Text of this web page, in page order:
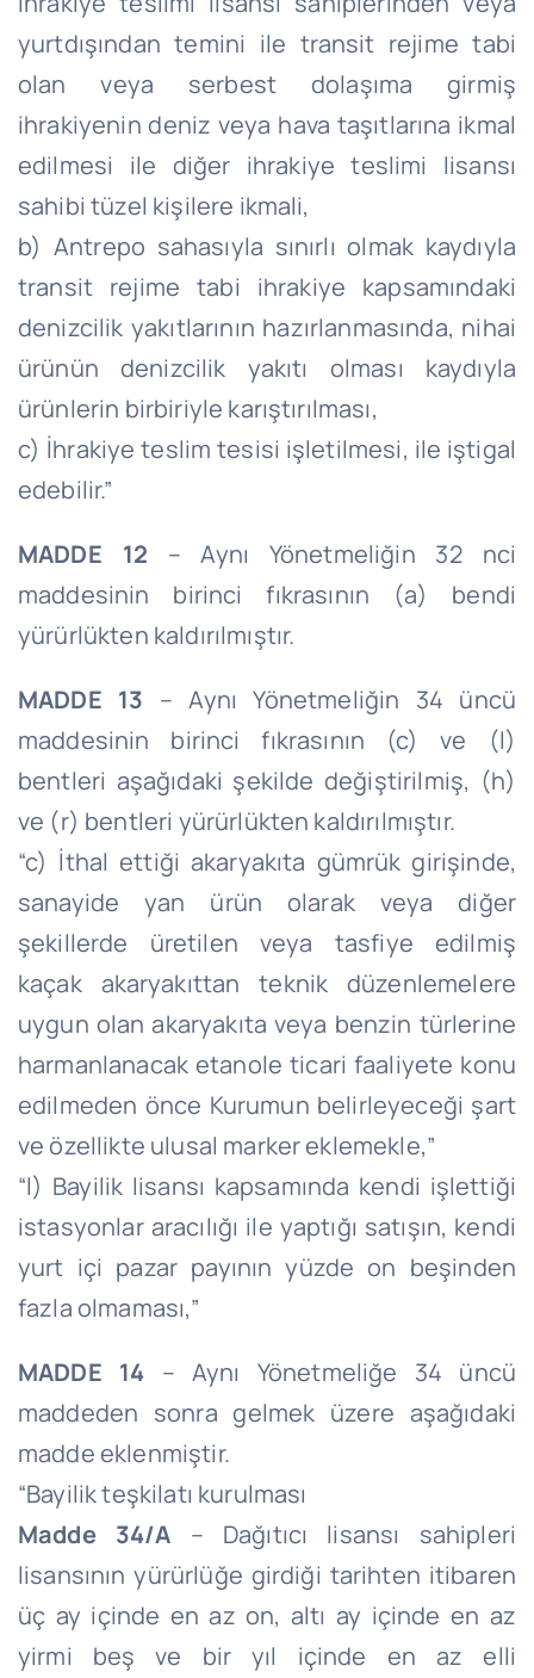
yurtdışından temini ile transit rejime tabi
olan veya serbest dolaşıma girmiş
ihrakiyenin deniz veya hava taşıtlarına ikmal
edilmesi ile diğer ihrakiye teslimi lisansı
sahibi tüzel kişilere ikmali,
b) Antrepo sahasıyla sınırlı olmak kaydıyla
transit rejime tabi ihrakiye kapsamındaki
denizcilik yakıtlarının hazırlanmasında, nihai
ürünün denizcilik yakıtı olması kaydıyla
ürünlerin birbiriyle karıştırılması,
c) İhrakiye teslim tesisi işletilmesi, ile iştigal
edebilir.”
MADDE 12 – Aynı Yönetmeliğin 32 nci
maddesinin birinci fıkrasının (a) bendi
yürürlükten kaldırılmıştır.
MADDE 13 – Aynı Yönetmeliğin 34 üncü
maddesinin birinci fıkrasının (c) ve (l)
bentleri aşağıdaki şekilde değiştirilmiş, (h)
ve (r) bentleri yürürlükten kaldırılmıştır.
“c) İthal ettiği akaryakıta gümrük girişinde,
sanayide yan ürün olarak veya diğer
şekillerde üretilen veya tasfiye edilmiş
kaçak akaryakıttan teknik düzenlemelere
uygun olan akaryakıta veya benzin türlerine
harmanlanacak etanole ticari faaliyete konu
edilmeden önce Kurumun belirleyeceği şart
ve özellikte ulusal marker eklemekle,”
“l) Bayilik lisansı kapsamında kendi işlettiği
istasyonlar aracılığı ile yaptığı satışın, kendi
yurt içi pazar payının yüzde on beşinden
fazla olmaması,”
MADDE 14 – Aynı Yönetmeliğe 34 üncü
maddeden sonra gelmek üzere aşağıdaki
madde eklenmiştir.
“Bayilik teşkilatı kurulması
Madde 34/A – Dağıtıcı lisansı sahipleri
lisansının yürürlüğe girdiği tarihten itibaren
üç ay içinde en az on, altı ay içinde en az
yirmi beş ve bir yıl içinde en az elli